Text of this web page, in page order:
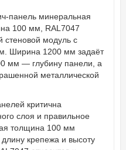
панель минеральная
100 мм, RAL7047
стеновой модуль с
Ширина 1200 мм задаёт
мм — глубину панели, а
металлической
критична
слоя и правильное
толщина 100 мм
крепежа и высоту